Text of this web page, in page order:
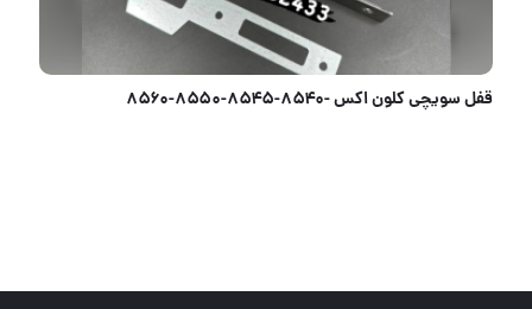
قفل کتابی ایساتیس ISATIS